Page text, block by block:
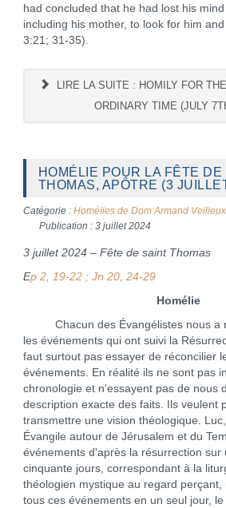
had concluded that he had lost his
including his mother, to look for him
3:21; 31-35).
LIRE LA SUITE : HOMILY FOR
ORDINARY TIME (JULY
HOMÉLIE POUR LA FÊTE DE
THOMAS, APÔTRE (3
Catégorie : Homélies de Dom Armand Veilleux
Publication : 3 juillet 2024
3 juillet 2024 – Fête de saint Thomas
Ep 2, 19-22 ; Jn 20, 24-29
Homélie
Chacun des Évangélistes nous a
les événements qui ont suivi la
faut surtout pas essayer de réconcilier
événements. En réalité ils ne sont pas
chronologie et n'essayent pas de nous
description exacte des faits. Ils veulent
transmettre une vision théologique.
Évangile autour de Jérusalem et du
événements d'après la résurrection sur
cinquante jours, correspondant à la
théologien mystique au regard perçant,
tous ces événements en un seul jour,